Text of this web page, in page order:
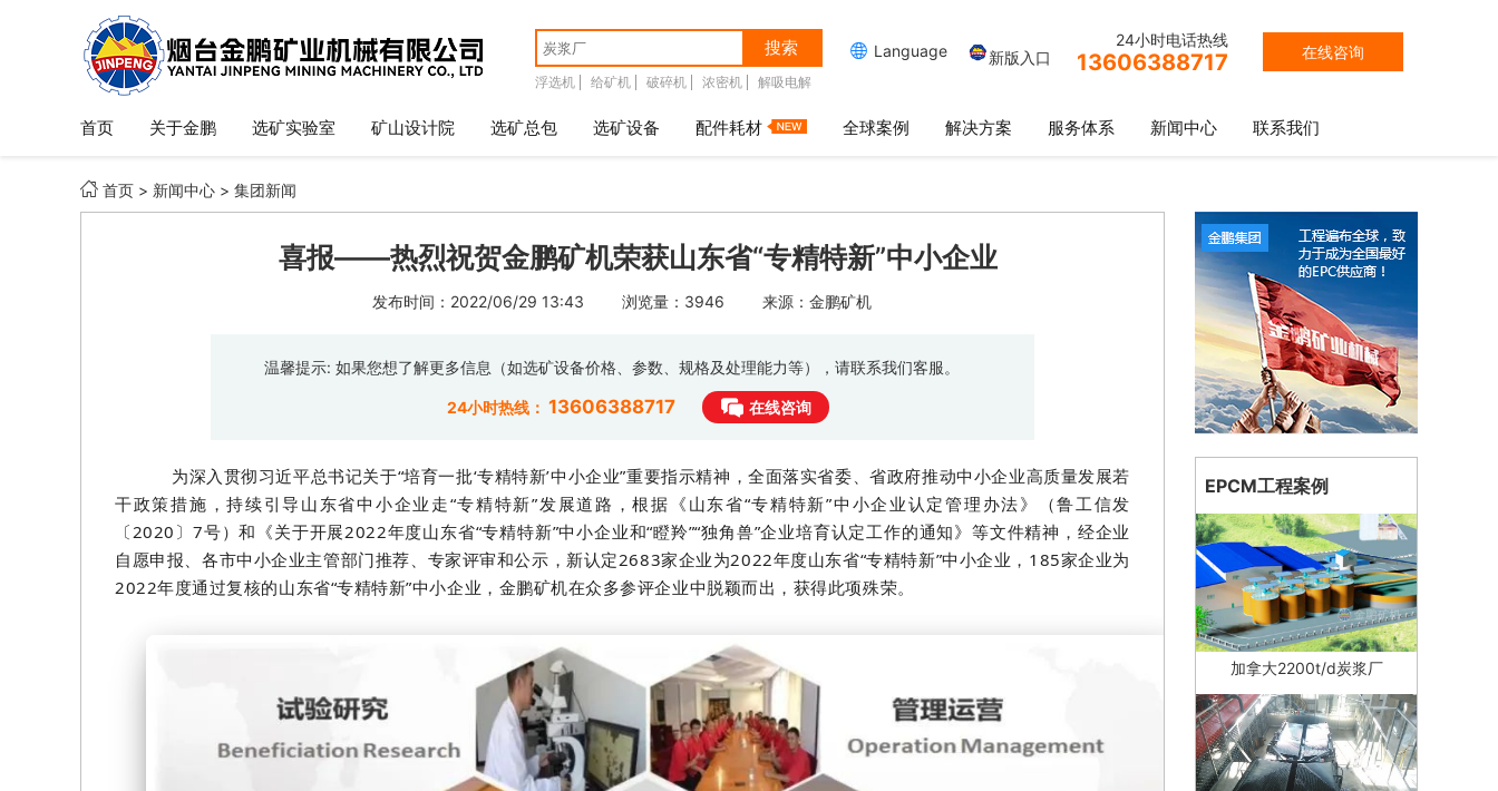
搜索
浮选机 给矿机 破碎机 浓密机 解吸电解
在线咨询
24小时电话热线
13606388717
 Language 新版入口
首页 关于金鹏 选矿实验室 矿山设计院 选矿总包 选矿设备 配件耗材 全球案例 解决方案 服务体系 新闻中心 联系我们
 首页 > 新闻中心 > 集团新闻
喜报——热烈祝贺金鹏矿机荣获山东省“专精特新”中小企业
发布时间：2022/06/29 13:43 浏览量：3946 来源：金鹏矿机
温馨提示: 如果您想了解更多信息（如选矿设备价格、参数、规格及处理能力等），请联系我们客服。
24小时热线： 13606388717 在线咨询
为深入贯彻习近平总书记关于“培育一批‘专精特新’中小企业”重要指示精神，全面落实省委、省政府推动中小企业高质量发展若
干政策措施，持续引导山东省中小企业走“专精特新”发展道路，根据《山东省“专精特新”中小企业认定管理办法》（鲁工信发
〔2020〕7号）和《关于开展2022年度山东省“专精特新”中小企业和“瞪羚”“独角兽”企业培育认定工作的通知》等文件精神，经企业
自愿申报、各市中小企业主管部门推荐、专家评审和公示，新认定2683家企业为2022年度山东省“专精特新”中小企业，185家企业为
2022年度通过复核的山东省“专精特新”中小企业，金鹏矿机在众多参评企业中脱颖而出，获得此项殊荣。
EPCM工程案例
加拿大2200t/d炭浆厂